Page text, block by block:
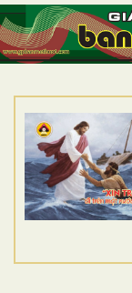
TRANG
GIỚI THIỆU
DÒNG TU
BAN MỤC VỤ
ĐOÀN THỂ CG
ĐIỂM HÀNH